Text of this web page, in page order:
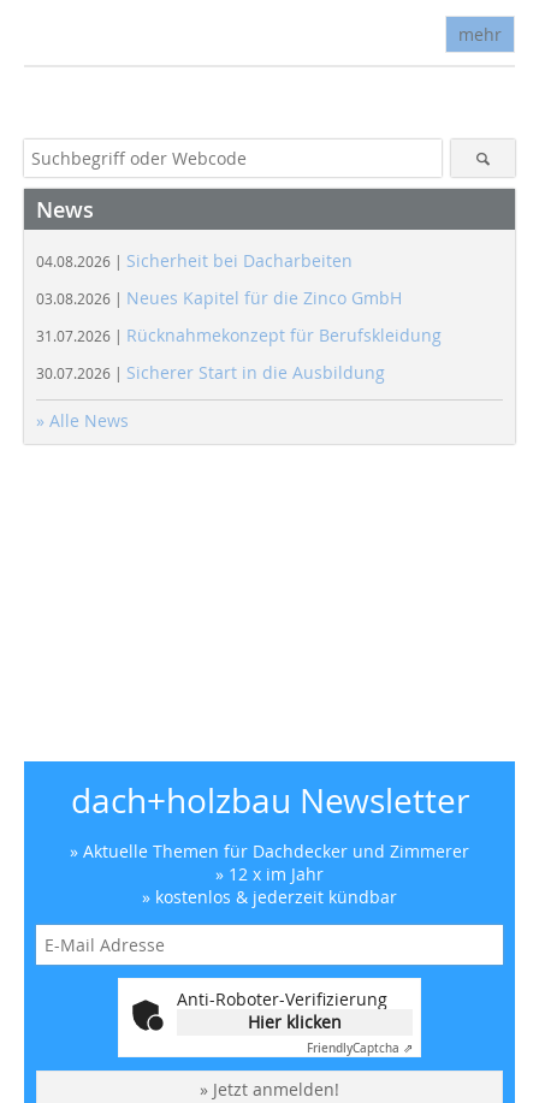
mehr
News
04.08.2026 | Sicherheit bei Dacharbeiten
03.08.2026 | Neues Kapitel für die Zinco GmbH
31.07.2026 | Rücknahmekonzept für Berufskleidung
30.07.2026 | Sicherer Start in die Ausbildung
» Alle News
dach+holzbau Newsletter
» Aktuelle Themen für Dachdecker und Zimmerer
» 12 x im Jahr
» kostenlos & jederzeit kündbar
Anti-Roboter-Verifizierung
Hier klicken
FriendlyCaptcha ⇗
» Jetzt anmelden!